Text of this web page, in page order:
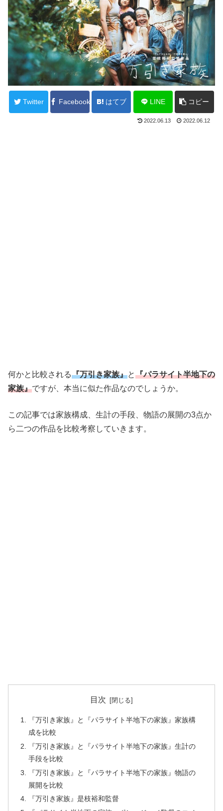
Twitter Facebook はてブ LINE コピー
2022.06.13 2022.06.12
何かと比較される『万引き家族』と『パラサイト半地下の
家族』ですが、本当に似た作品なのでしょうか。
この記事では家族構成、生計の手段、物語の展開の3点か
ら二つの作品を比較考察していきます。
目次
『万引き家族』と『パラサイト半地下の家族』家族構
成を比較
『万引き家族』と『パラサイト半地下の家族』生計の
手段を比較
『万引き家族』と『パラサイト半地下の家族』物語の
展開を比較
『万引き家族』是枝裕和監督